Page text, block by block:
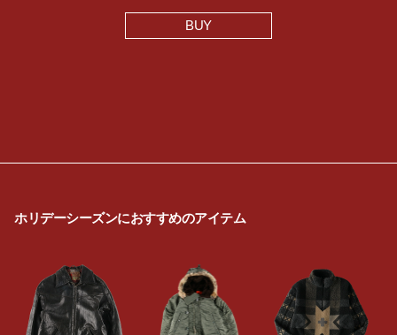
BUY
ホリデーシーズンにおすすめのアイテム